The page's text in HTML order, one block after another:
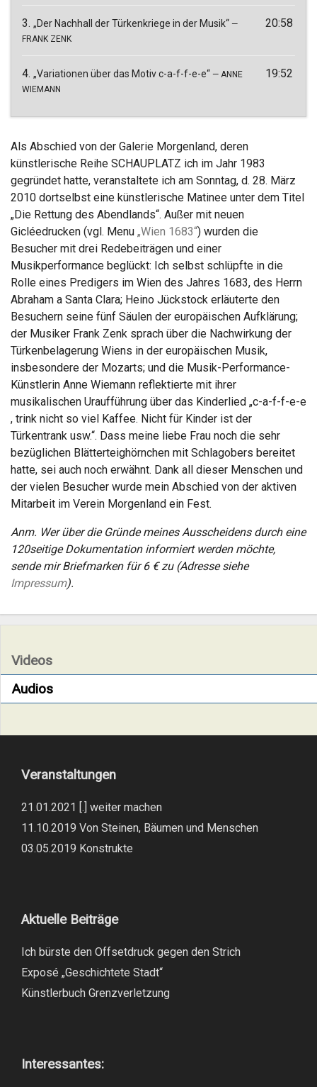
3. „Der Nachhall der Türkenkriege in der Musik“ —
FRANK ZENK
20:58
4. „Variationen über das Motiv c-a-f-f-e-e“ — ANNE
WIEMANN
19:52
Als Abschied von der Galerie Morgenland, deren
künstlerische Reihe SCHAUPLATZ ich im Jahr 1983
gegründet hatte, veranstaltete ich am Sonntag, d. 28. März
2010 dortselbst eine künstlerische Matinee unter dem Titel
„Die Rettung des Abendlands“. Außer mit neuen
Gicléedrucken (vgl. Menu „Wien 1683“) wurden die
Besucher mit drei Redebeiträgen und einer
Musikperformance beglückt: Ich selbst schlüpfte in die
Rolle eines Predigers im Wien des Jahres 1683, des Herrn
Abraham a Santa Clara; Heino Jückstock erläuterte den
Besuchern seine fünf Säulen der europäischen Aufklärung;
der Musiker Frank Zenk sprach über die Nachwirkung der
Türkenbelagerung Wiens in der europäischen Musik,
insbesondere der Mozarts; und die Musik-Performance-
Künstlerin Anne Wiemann reflektierte mit ihrer
musikalischen Uraufführung über das Kinderlied „c-a-f-f-e-e
, trink nicht so viel Kaffee. Nicht für Kinder ist der
Türkentrank usw.“. Dass meine liebe Frau noch die sehr
bezüglichen Blätterteighörnchen mit Schlagobers bereitet
hatte, sei auch noch erwähnt. Dank all dieser Menschen und
der vielen Besucher wurde mein Abschied von der aktiven
Mitarbeit im Verein Morgenland ein Fest.
Anm. Wer über die Gründe meines Ausscheidens durch eine
120seitige Dokumentation informiert werden möchte,
sende mir Briefmarken für 6 € zu (Adresse siehe
Impressum).
Videos
Audios
Veranstaltungen
21.01.2021 [.] weiter machen
11.10.2019 Von Steinen, Bäumen und Menschen
03.05.2019 Konstrukte
Aktuelle Beiträge
Ich bürste den Offsetdruck gegen den Strich
Exposé „Geschichtete Stadt“
Künstlerbuch Grenzverletzung
Interessantes: